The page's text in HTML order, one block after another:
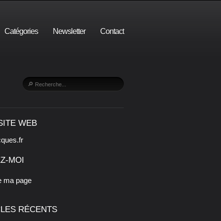
Catégories Newsletter Contact
WEB
MOI
ma page
RÉCENTS